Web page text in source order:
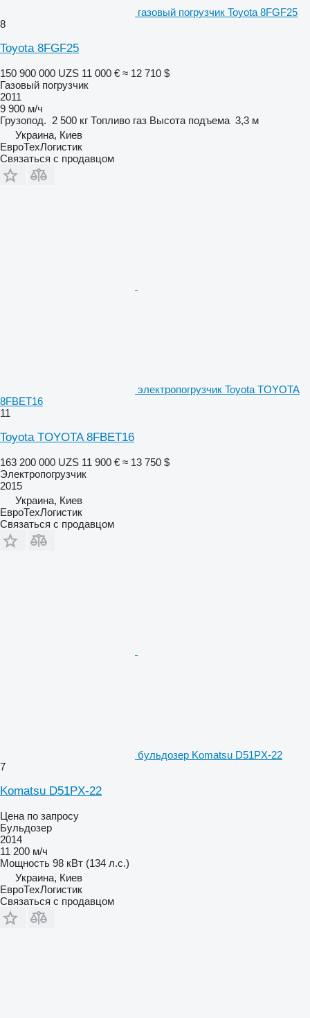
газовый погрузчик Toyota 8FGF25
8
Toyota 8FGF25
150 900 000 UZS 11 000 € ≈ 12 710 $
Газовый погрузчик
2011
9 900 м/ч
Грузопод. 2 500 кг Топливо газ Высота подъема 3,3 м
Украина, Киев
ЕвроТехЛогистик
Связаться с продавцом
электропогрузчик Toyota TOYOTA
8FBET16
11
Toyota TOYOTA 8FBET16
163 200 000 UZS 11 900 € ≈ 13 750 $
Электропогрузчик
2015
Украина, Киев
ЕвроТехЛогистик
Связаться с продавцом
бульдозер Komatsu D51PX-22
7
Komatsu D51PX-22
Цена по запросу
Бульдозер
2014
11 200 м/ч
Мощность 98 кВт (134 л.с.)
Украина, Киев
ЕвроТехЛогистик
Связаться с продавцом